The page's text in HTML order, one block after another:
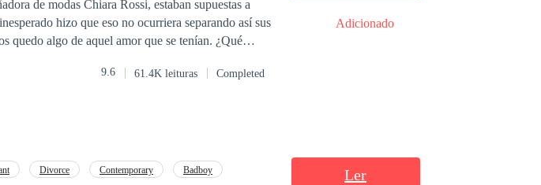
de modas Chiara Rossi, estaban supuestas a
hizo que eso no ocurriera separando así sus
algo de aquel amor que se tenían. ¿Qué
9.6 61.4K leituras Completed
Adicionado
Divorce Contemporary
Badboy
Ler